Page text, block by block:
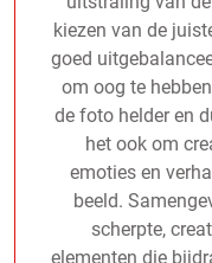
kiezen van de
goed
om oog te
de foto helder en
het ook om
emoties en
beeld.
scherpte,
elementen die